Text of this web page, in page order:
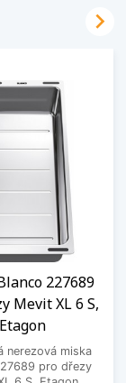
227689
Mevit XL 6 S,
Etagon
nerezová miska
pro dřezy
